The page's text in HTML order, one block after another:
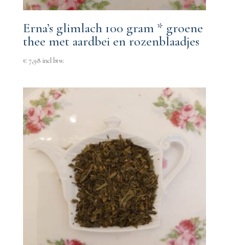
Erna’s glimlach 100 gram * groene
thee met aardbei en rozenblaadjes
€7,98 incl btw.